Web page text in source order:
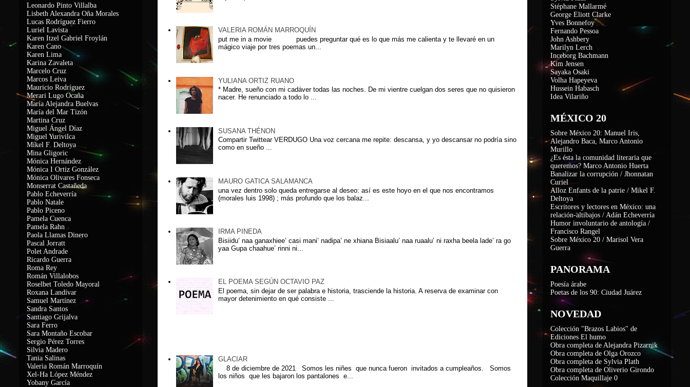
VALERIA ROMÁN MARROQUÍN
put me in a movie puedes preguntar qué es lo que más me calienta y te llevaré en un
mágico viaje por tres poemas un...
YULIANA ORTIZ RUANO
* Madre, sueño con mi cadáver todas las noches. De mi vientre cuelgan dos seres que no quisieron
nacer. He renunciado a todo lo ...
SUSANA THÉNON
Compartir Twittear VERDUGO Una voz cercana me repite: descansa, y yo descansar no podría sino
como en sueño ...
MAURO GATICA SALAMANCA
una vez dentro solo queda entregarse al deseo: así es este hoyo en el que nos encontramos
(morales luis 1998) ; más profundo que los balaz...
IRMA PINEDA
Bisiidu’ naa ganaxhiee’ casi mani’ nadipa’ ne xhiana Bisiaalu’ naa ruaalu’ ni raxha beela lade’ ra go
yaa Gupa chaahue’ rinni ni...
EL POEMA SEGÚN OCTAVIO PAZ
El poema, sin dejar de ser palabra e historia, trasciende la historia. A reserva de examinar con
mayor detenimiento en qué consiste ...
GLACIAR
8 de diciembre de 2021 Somos les niñes que nunca fueron invitados a cumpleaños. Somos
los niños que les bajaron los pantalones e...
Leonardo Pinto Villalba
Lisbeth Alexandra Oña Morales
Lucas Rodríguez Fierro
Luriel Lavista
Karen Itzel Gabriel Froylán
Karen Cano
Karen Lima
Karina Zavaleta
Marcelo Cruz
Marcos Leiva
Mauricio Rodríguez
Merari Lugo Ocaña
María Alejandra Buelvas
María del Mar Tizón
Martina Cruz
Miguel Ángel Díaz
Miguel Yurivilca
Míkel F. Deltoya
Mina Gligoric
Mónica Hernández
Mónica I Ortiz González
Mónica Olivares Fonseca
Monserrat Castañeda
Pablo Echeverría
Pablo Natale
Pablo Piceno
Pamela Cuenca
Pamela Rahn
Paola Llamas Dinero
Pascal Jorratt
Polet Andrade
Ricardo Guerra
Roma Rey
Román Villalobos
Roselbet Toledo Mayoral
Roxana Landívar
Samuel Martínez
Sandra Santos
Santiago Grijalva
Sara Ferro
Sara Montaño Escobar
Sergio Pérez Torres
Silvia Madero
Tania Salinas
Valeria Román Marroquín
Xel-Ha López Méndez
Yobany García
Stéphane Mallarmé
George Eliott Clarke
Yves Bonnefoy
Fernando Pessoa
John Ashbery
Marilyn Lerch
Inceborg Bachmann
Kim Jensen
Sayaka Osaki
Volha Hapeyeva
Hussein Habasch
Idea Vilariño
MÉXICO 20
Sobre México 20: Manuel Iris,
Alejandro Baca, Marco Antonio
Murillo
¿Es ésta la comunidad literaria que
queremos? Marco Antonio Huerta
Banalizar la corrupción / Jhonnatan
Curiel
Alloz Enfants de la patrie / Mikel F.
Deltoya
Escritores y lectores en México: una
relación-altibajos / Adán Echeverría
Humor involuntario de antología /
Francisco Rangel
Sobre México 20 / Marisol Vera
Guerra
PANORAMA
Poesía árabe
Poetas de los 90: Ciudad Juárez
NOVEDAD
Colección "Brazos Labios" de
Ediciones El humo
Obra completa de Alejandra Pizarnik
Obra completa de Olga Orozco
Obra completa de Sylvia Plath
Obra completa de Oliverio Girondo
Colección Maquillaje 0